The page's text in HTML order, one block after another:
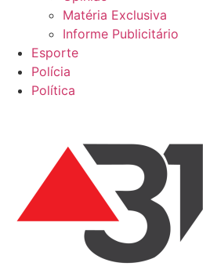
Matéria Exclusiva
Informe Publicitário
Esporte
Polícia
Política